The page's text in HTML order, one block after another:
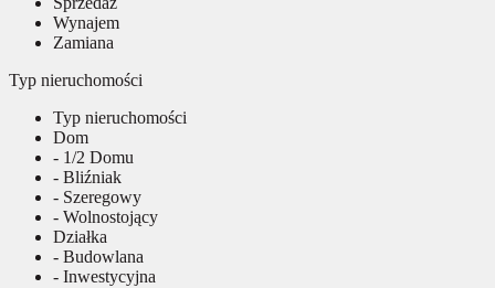
Wynajem
Zamiana
Typ nieruchomości
Typ nieruchomości
Dom
- 1/2 Domu
- Bliźniak
- Szeregowy
- Wolnostojący
Działka
- Budowlana
- Inwestycyjna